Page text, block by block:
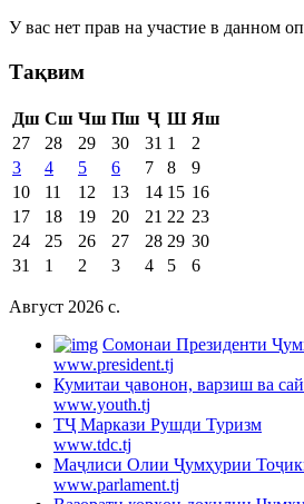
У вас нет прав на участие в данном
Тақвим
Дш Сш Чш Пш Ҷ Ш Яш
27
28 29 30 31 1
2
3
4 5 6 7 8
9
10
11 12 13 14 15 16
17
18 19 20 21 22 23
24
25 26 27 28 29 30
31
1 2 3 4 5 6
Август 2026 c.
Cомонаи Президенти
www.president.tj
Кумитаи ҷавонон, варзиш ва
www.youth.tj
ТҶ Маркази Рушди Туризм
www.tdc.tj
Маҷлиси Олии Ҷумҳурии
www.parlament.tj